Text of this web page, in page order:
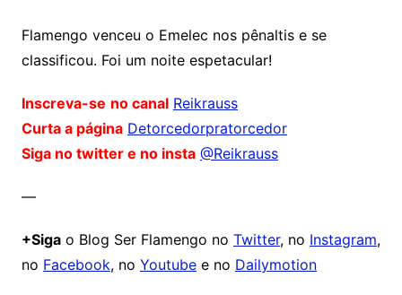
Flamengo venceu o Emelec nos pênaltis e se
classificou. Foi um noite espetacular!
Inscreva-se no canal Reikrauss
Curta a página Detorcedorpratorcedor
Siga no twitter e no insta @Reikrauss
—
+Sigao Blog Ser Flamengo no Twitter, no Instagram,
no Facebook, no Youtubee no Dailymotion